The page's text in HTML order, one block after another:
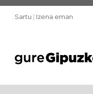
Sartu | Izena eman